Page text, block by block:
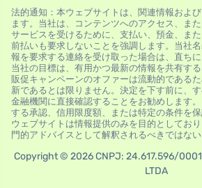
法的通知：本ウェブサイトは、関連情報およ
ます。当社は、コンテンツへのアクセス、ま
サービスを受けるために、支払い、預金、ま
前払いも要求しないことを強調します。当社
報を要求する連絡を受け取った場合は、直ちに
当社の目標は、有用かつ最新の情報を共有す
販促キャンペーンのオファーは流動的である
新であるとは限りません。決定を下す前に、
金融機関に直接確認することをお勧めします
する承認、信用限度額、または特定の条件を
ウェブサイトは情報提供のみを目的としてお
門的アドバイスとして解釈されるべきではな
Copyright © 2026 CNPJ: 24.617.596/
LTDA